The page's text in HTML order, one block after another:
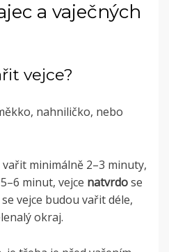
a vaječných
vejce?
nahniličko, nebo
minimálně 2–3 minuty,
minut, vejce natvrdose
vejce budou vařit déle,
okraj.